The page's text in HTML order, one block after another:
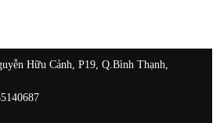
Hữu Cảnh, P19, Q.Bình Thạnh,